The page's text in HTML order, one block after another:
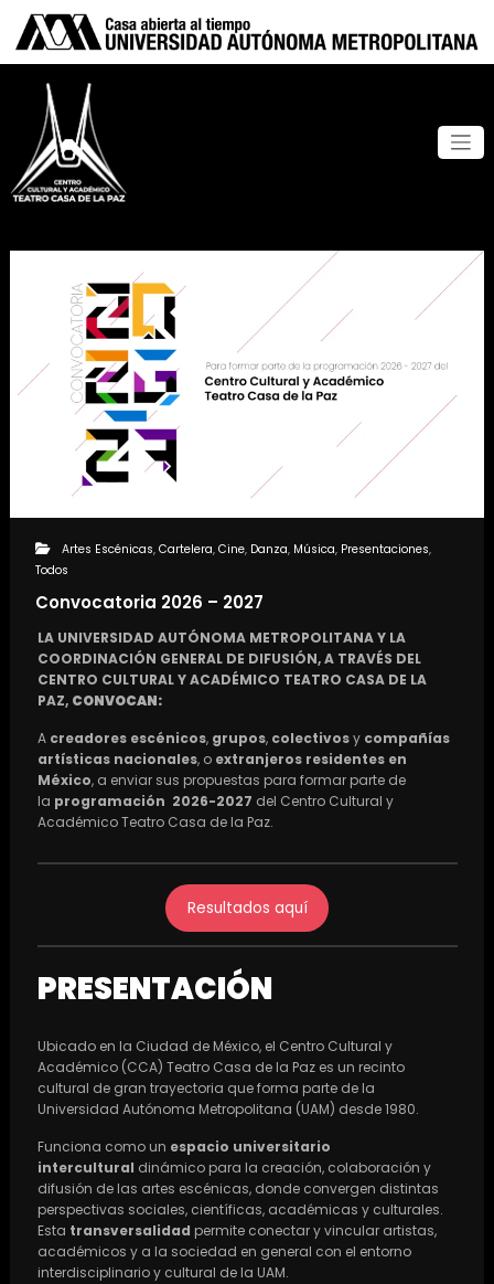
Artes Escénicas, Cartelera, Cine, Danza, Música, Presentaciones,
Todos
Convocatoria 2026 – 2027
LA UNIVERSIDAD AUTÓNOMA METROPOLITANA Y LA
COORDINACIÓN GENERAL DE DIFUSIÓN, A TRAVÉS DEL
CENTRO CULTURAL Y ACADÉMICO TEATRO CASA DE LA
PAZ, CONVOCAN:
A creadores escénicos, grupos, colectivosy compañías
artísticas nacionales, o extranjeros residentes en
México, a enviar sus propuestas para formar parte de
la programación 2026-2027 del Centro Cultural y
Académico Teatro Casa de la Paz.
Resultados aquí
PRESENTACIÓN
Ubicado en la Ciudad de México, el Centro Cultural y
Académico (CCA) Teatro Casa de la Paz es un recinto
cultural de gran trayectoria que forma parte de la
Universidad Autónoma Metropolitana (UAM) desde 1980.
Funciona como un espacio universitario
intercultural dinámico para la creación, colaboración y
difusión de las artes escénicas, donde convergen distintas
perspectivas sociales, científicas, académicas y culturales.
Esta transversalidad permite conectar y vincular artistas,
académicos y a la sociedad en general con el entorno
interdisciplinario y cultural de la UAM.